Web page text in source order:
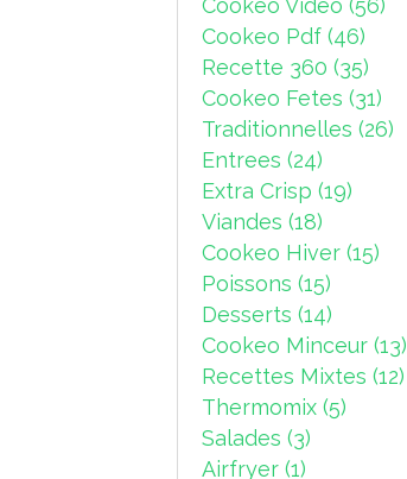
Cookeo Video (56)
Cookeo Pdf (46)
Recette 360 (35)
Cookeo Fetes (31)
Traditionnelles (26)
Entrees (24)
Extra Crisp (19)
Viandes (18)
Cookeo Hiver (15)
Poissons (15)
Desserts (14)
Cookeo Minceur (13)
Recettes Mixtes (12)
Thermomix (5)
Salades (3)
Airfryer (1)